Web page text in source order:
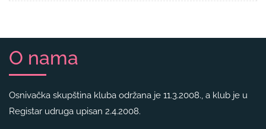
O nama
Osnivačka skupština kluba održana je 11.3.2008., a klub je u
Registar udruga upisan 2.4.2008.